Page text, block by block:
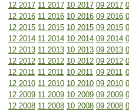
12 2017 11 2017 10 2017 09 2017
12 2016 11 2016 10 2016 09 2016
12 2015 11 2015 10 2015 09 2015
12 2014 11 2014 10 2014 09 2014
12 2013 11 2013 10 2013 09 2013
12 2012 11 2012 10 2012 09 2012
12 2011 11 2011 10 2011 09 2011
12 2010 11 2010 10 2010 09 2010
12 2009 11 2009 10 2009 09 2009
12 2008 11 2008 10 2008 09 2008